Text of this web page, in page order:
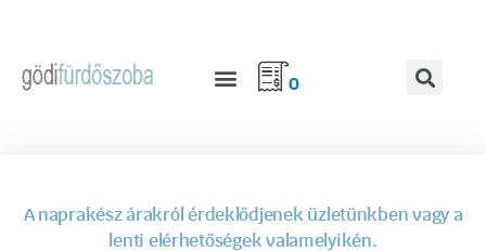
0
A naprakész árakról érdeklődjenek üzletünkben vagy a
lenti elérhetőségek valamelyikén.